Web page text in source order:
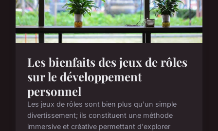
Les bienfaits des jeux de rôles
sur le développement
personnel
Les jeux de rôles sont bien plus qu'un simple
divertissement; ils constituent une méthode
immersive et créative permettant d'explorer